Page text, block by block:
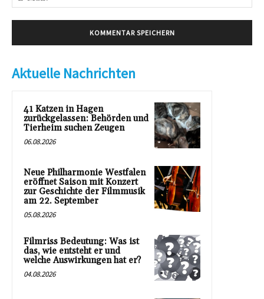
Aktuelle Nachrichten
41 Katzen in Hagen
zurückgelassen: Behörden und
Tierheim suchen Zeugen
06.08.2026
Neue Philharmonie Westfalen
eröffnet Saison mit Konzert
zur Geschichte der Filmmusik
am 22. September
05.08.2026
Filmriss Bedeutung: Was ist
das, wie entsteht er und
welche Auswirkungen hat er?
04.08.2026